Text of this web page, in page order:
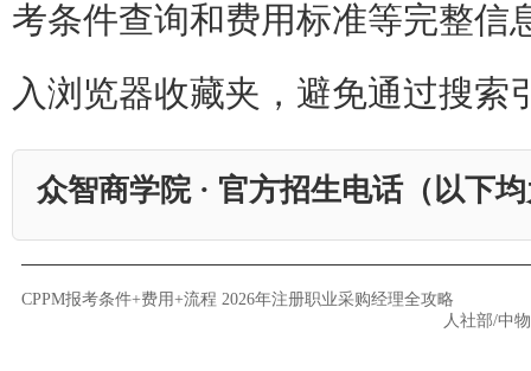
考条件查询和费用标准等完整信
入浏览器收藏夹，避免通过搜索
众智商学院 · 官方招生电话（以下
CPPM报考条件+费用+流程 2026年注册职业采购经理全攻略
人社部/中